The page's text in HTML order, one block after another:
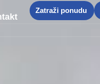
Zatraži ponudu